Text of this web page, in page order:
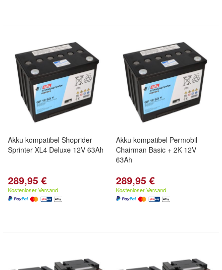
Akku kompatibel Shoprider
Sprinter XL4 Deluxe 12V 63Ah
289,95 €
Kostenloser Versand
Akku kompatibel Permobil
Chairman Basic + 2K 12V
63Ah
289,95 €
Kostenloser Versand